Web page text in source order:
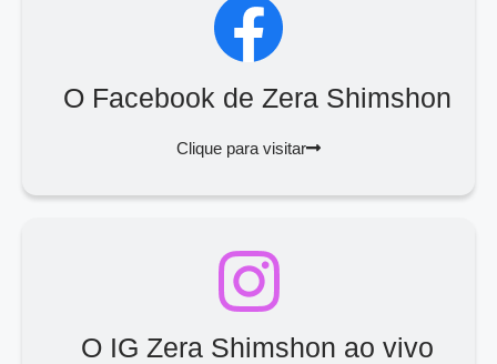
O Facebook de Zera Shimshon
Clique para visitar
O IG Zera Shimshon ao vivo